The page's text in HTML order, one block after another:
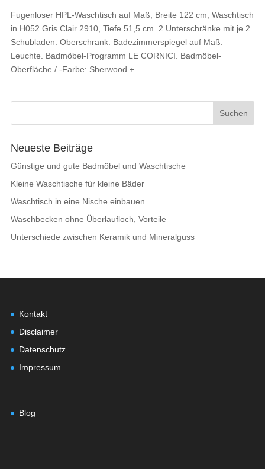
Fugenloser HPL-Waschtisch auf Maß, Breite 122 cm, Waschtisch
in H052 Gris Clair 2910, Tiefe 51,5 cm. 2 Unterschränke mit je 2
Schubladen. Oberschrank. Badezimmerspiegel auf Maß.
Leuchte. Badmöbel-Programm LE CORNICI. Badmöbel-
Oberfläche / -Farbe: Sherwood +...
Neueste Beiträge
Günstige und gute Badmöbel und Waschtische
Kleine Waschtische für kleine Bäder
Waschtisch in eine Nische einbauen
Waschbecken ohne Überlaufloch, Vorteile
Unterschiede zwischen Keramik und Mineralguss
Kontakt
Disclaimer
Datenschutz
Impressum
Blog